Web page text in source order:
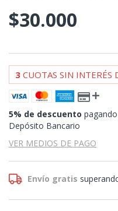
$30.000
3 CUOTAS SIN INTERÉS
5% de descuento
Depósito Bancario
VER MEDIOS DE PAGO
Envío gratis